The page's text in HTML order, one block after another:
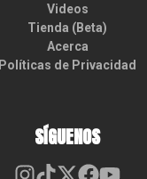
Videos
Tienda (Beta)
Acerca
Políticas de Privacidad
SÍGUENOS